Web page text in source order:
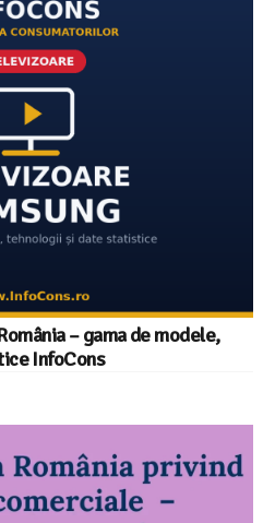
– gama de modele,
InfoCons